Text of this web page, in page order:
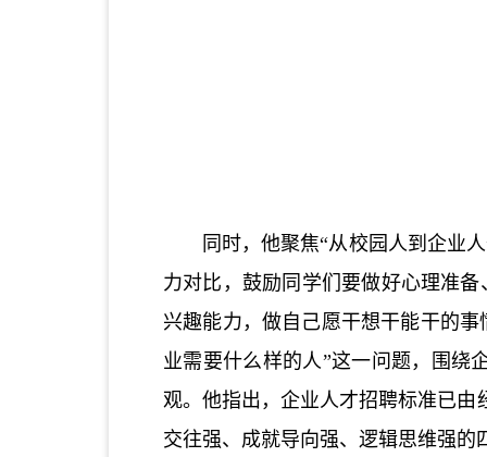
同时，他聚焦“从校园人到企业
力对比，鼓励同学们要做好心理准
兴趣能力，做自己愿干想干能干的
业需要什么样的人”这一问题，围绕
观。他指出，企业人才招聘标准已
交往强、成就导向强、逻辑思维强